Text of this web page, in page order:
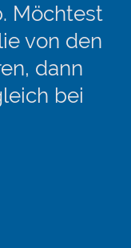
Möchtest
von den
dann
bei